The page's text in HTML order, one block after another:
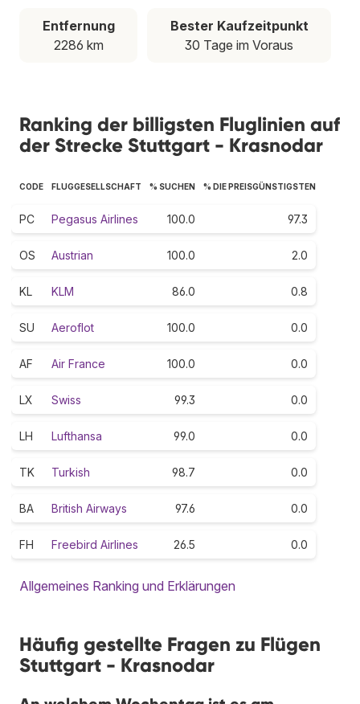
Entfernung
2286 km
Bester Kaufzeitpunkt
30 Tage im Voraus
Ranking der billigsten Fluglinien auf
der Strecke Stuttgart - Krasnodar
CODE FLUGGESELLSCHAFT % SUCHEN % DIE PREISGÜNSTIGSTEN
PC Pegasus Airlines 100.0 97.3
OS Austrian 100.0 2.0
KL KLM 86.0 0.8
SU Aeroflot 100.0 0.0
AF Air France 100.0 0.0
LX Swiss 99.3 0.0
LH Lufthansa 99.0 0.0
TK Turkish 98.7 0.0
BA British Airways 97.6 0.0
FH Freebird Airlines 26.5 0.0
Allgemeines Ranking und Erklärungen
Häufig gestellte Fragen zu Flügen
Stuttgart - Krasnodar